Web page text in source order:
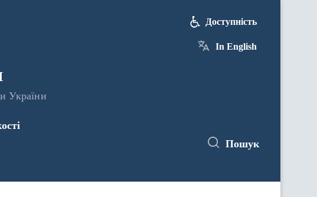
України
Доступність
In English
Пошук